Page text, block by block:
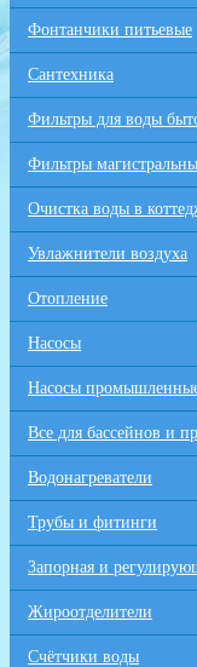
Фонтанчики питьевые
Сантехника
Фильтры для воды
Фильтры
Очистка воды в
Увлажнители воздуха
Отопление
Насосы
Насосы
Все для бaссейнов и
Водонагреватели
Трубы и фитинги
Запорная и
Жироотделители
Счётчики воды